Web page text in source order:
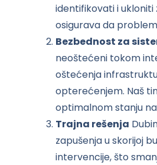
identifikovati i ukloniti
osigurava da
Bezbednost za
neoštećeni tokom
oštećenja
opterećenjem. Naš
optimalnom stanju
Trajna rešenja
zapušenja u skorijoj
intervencije, što